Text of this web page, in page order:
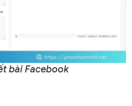
bài Facebook